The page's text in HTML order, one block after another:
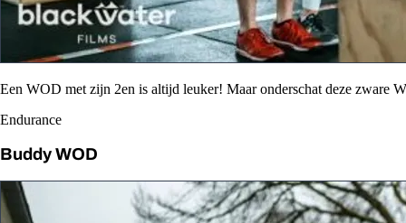
Een WOD met zijn 2en is altijd leuker! Maar onderschat deze zware
Endurance
Buddy WOD